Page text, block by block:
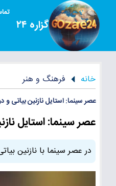
گزاره ۲۴
خانه فرهنگ و هنر
عصر سینما: استایل نازنین بیاتی
عصر سینما: استایل
در عصر سینما با نازنین